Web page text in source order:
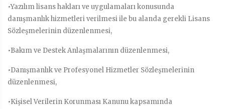
•Yazılım lisans hakları ve uygulamaları konusunda
danışmanlık hizmetleri verilmesi ile bu alanda gerekli Lisans
Sözleşmelerinin düzenlenmesi,
•Bakım ve Destek Anlaşmalarının düzenlenmesi,
•Danışmanlık ve Profesyonel Hizmetler Sözleşmelerinin
düzenlenmesi,
•Kişisel Verilerin Korunması Kanunu kapsamında